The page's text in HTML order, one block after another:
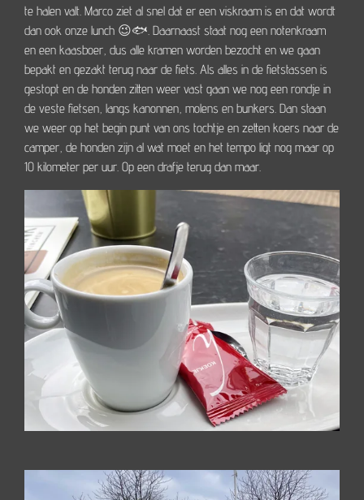
te halen valt. Marco ziet al snel dat er een viskraam is en dat wordt
dan ook onze lunch 😉🐟. Daarnaast staat nog een notenkraam
en een kaasboer, dus alle kramen worden bezocht en we gaan
bepakt en gezakt terug naar de fiets. Als alles in de fietstassen is
gestopt en de honden zitten weer vast gaan we nog een rondje in
de veste fietsen, langs kanonnen, molens en bunkers. Dan staan
we weer op het begin punt van ons tochtje en zetten koers naar de
camper, de honden zijn al wat moet en het tempo ligt nog maar op
10 kilometer per uur. Op een drafje terug dan maar.